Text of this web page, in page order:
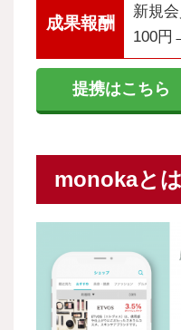
成果報酬
新規
100円
提携はこちら
monokaと